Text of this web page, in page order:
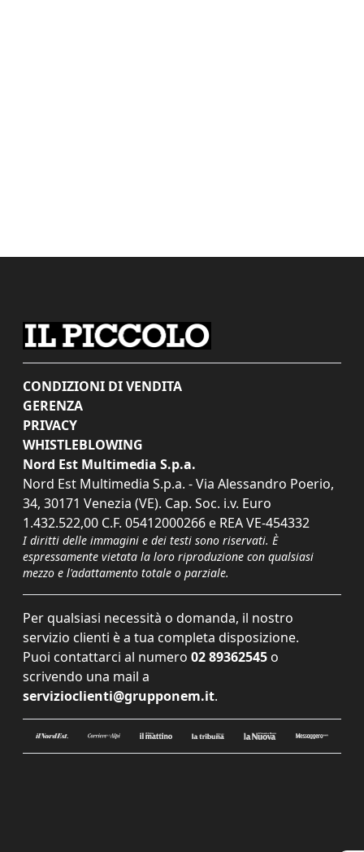
CONDIZIONI DI VENDITA
GERENZA
PRIVACY
WHISTLEBLOWING
Nord Est Multimedia S.p.a.
Nord Est Multimedia S.p.a. - Via Alessandro Poerio,
34, 30171 Venezia (VE). Cap. Soc. i.v. Euro
1.432.522,00 C.F. 05412000266 e REA VE-454332
I diritti delle immagini e dei testi sono riservati. È
espressamente vietata la loro riproduzione con qualsiasi
mezzo e l'adattamento totale o parziale.
Per qualsiasi necessità o domanda, il nostro
servizio clienti è a tua completa disposizione.
Puoi contattarci al numero 02 89362545 o
scrivendo una mail a
servizioclienti@grupponem.it.